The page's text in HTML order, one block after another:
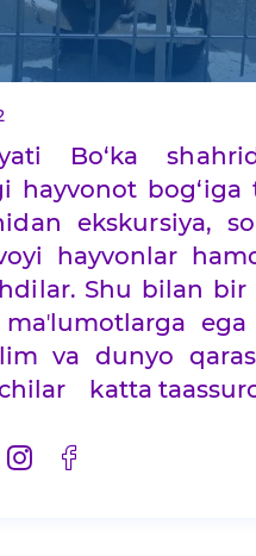
Bo‘ka
hayvonot
ekskursiya,
hayvonlar
Shu bilan bir
va dunyo
katta